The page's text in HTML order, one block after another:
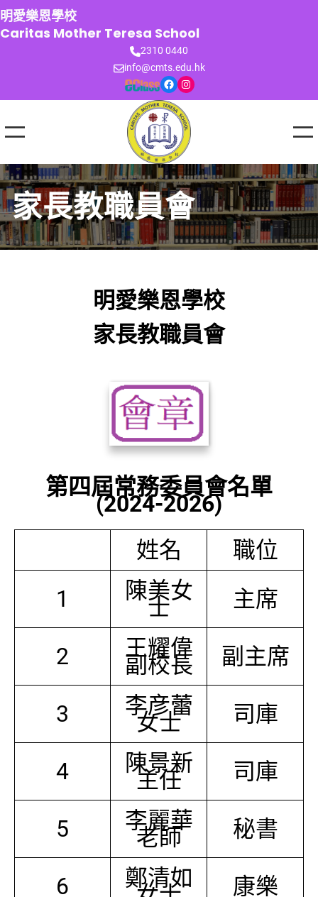
跳
至
主
明愛樂恩學校
Caritas Mother Teresa School
2310 0440
info@cmts.edu.hk
Facebook Instagram
家長教職員會
明愛樂恩學校
家長教職員會
第四屆常務委員會名單
(2024-2026)
姓名
職位
1
陳美女
士 主席
2 王耀偉
副校長 副主席
3 李彦蕾
女士 司庫
4 陳景新
主任 司庫
5 李麗華
老師 秘書
6 鄭清如 康樂